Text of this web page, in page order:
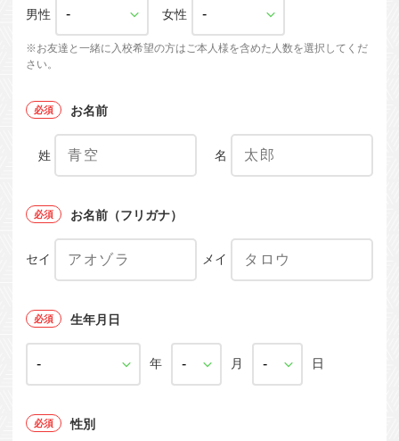
男性 女性
※お友達と一緒に入校希望の方はご本人様を含めた人数を選択してくだ
さい。
お名前
姓 名
お名前（フリガナ）
セイ メイ
生年月日
年 月 日
性別